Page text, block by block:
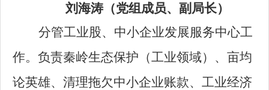
刘海涛（党组成员、副局长）
分管工业股、中小企业发展服务中心工
作。负责秦岭生态保护（工业领域）、亩均
论英雄、清理拖欠中小企业账款、工业经济